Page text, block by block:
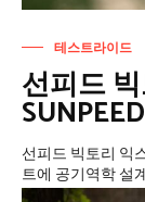
테스트라이드
선피드
선피드 빅토리 익
트에 공기역학 설